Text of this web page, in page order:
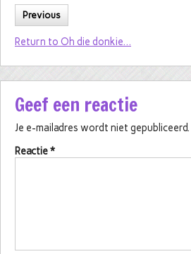
Previous
Return to Oh die donkie…
Geef een reactie
Je e-mailadres wordt niet gepubliceerd.
Reactie*